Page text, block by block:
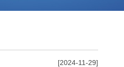
[2024-11-29]